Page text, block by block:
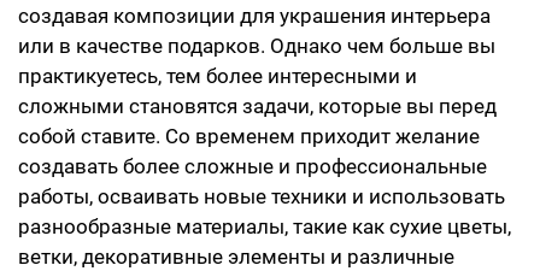
создавая композиции для украшения интерьера
или в качестве подарков. Однако чем больше вы
практикуетесь, тем более интересными и
сложными становятся задачи, которые вы перед
собой ставите. Со временем приходит желание
создавать более сложные и профессиональные
работы, осваивать новые техники и использовать
разнообразные материалы, такие как сухие цветы,
ветки, декоративные элементы и различные